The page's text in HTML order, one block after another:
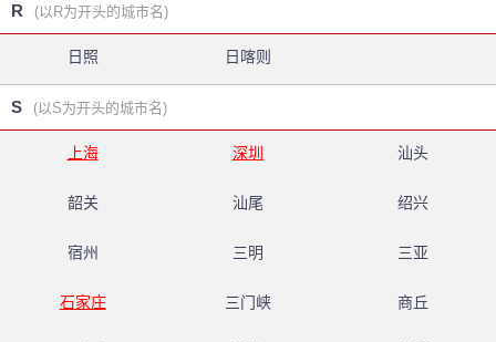
R (以R为开头的城市名)
日照 日喀则
S (以S为开头的城市名)
上海 深圳 汕头
韶关 汕尾 绍兴
宿州 三明 三亚
石家庄 三门峡 商丘